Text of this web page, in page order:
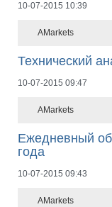
10-07-2015 10:39
AMarkets
Технический
10-07-2015 09:47
AMarkets
Ежедневный
года
10-07-2015 09:43
AMarkets